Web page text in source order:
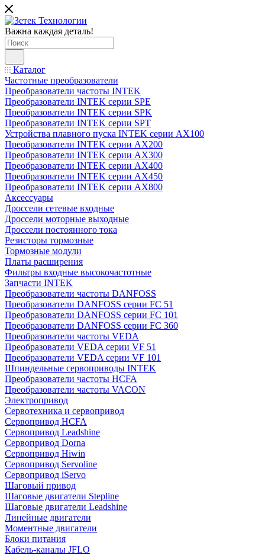
Важна каждая деталь!
Каталог
Частотные преобразователи
Преобразователи частоты INTEK
Преобразователи INTEK серии SPE
Преобразователи INTEK серии SPK
Преобразователи INTEK серии SPT
Устройства плавного пуска INTEK серии AX100
Преобразователи INTEK серии AX200
Преобразователи INTEK серии AX300
Преобразователи INTEK серии AX400
Преобразователи INTEK серии AX450
Преобразователи INTEK серии AX800
Аксессуары
Дроссели сетевые входные
Дроссели моторные выходные
Дроссели постоянного тока
Резисторы тормозные
Тормозные модули
Платы расширения
Фильтры входные высокочастотные
Запчасти INTEK
Преобразователи частоты DANFOSS
Преобразователи DANFOSS серии FC 51
Преобразователи DANFOSS серии FC 101
Преобразователи DANFOSS серии FC 360
Преобразователи частоты VEDA
Преобразователи VEDA серии VF 51
Преобразователи VEDA серии VF 101
Шпиндельные сервоприводы INTEK
Преобразователи частоты HCFA
Преобразователи частоты VACON
Электропривод
Сервотехника и сервопривод
Сервопривод HCFA
Сервопривод Leadshine
Сервопривод Dorna
Сервопривод Hiwin
Сервопривод Servoline
Сервопривод iServo
Шаговый привод
Шаговые двигатели Stepline
Шаговые двигатели Leadshine
Линейные двигатели
Моментные двигатели
Блоки питания
Кабель-каналы JFLO